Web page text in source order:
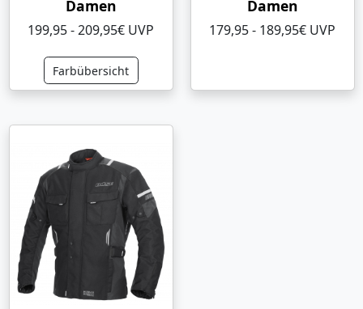
Damen
199,95 - 209,95€ UVP
Farbübersicht
Damen
179,95 - 189,95€ UVP